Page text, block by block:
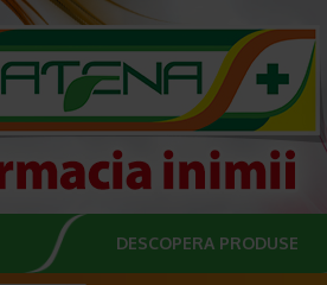
DESCOPERA PRODUSE